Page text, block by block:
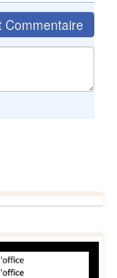
Commentaire